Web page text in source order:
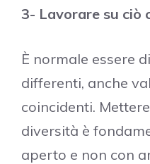
3- Lavorare su ciò
È normale essere
differenti, anche
coincidenti.
diversità è
aperto e non con